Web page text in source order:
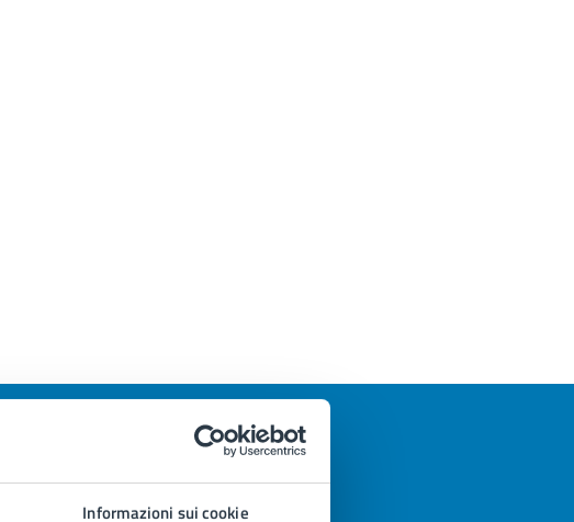
Informazioni sui cookie